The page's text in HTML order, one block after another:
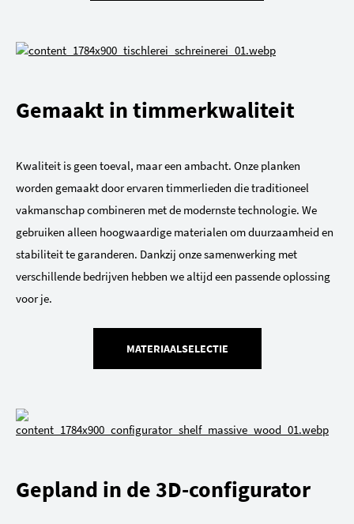
Gemaakt in timmerkwaliteit
Kwaliteit is geen toeval, maar een ambacht. Onze planken
worden gemaakt door ervaren timmerlieden die traditioneel
vakmanschap combineren met de modernste technologie. We
gebruiken alleen hoogwaardige materialen om duurzaamheid en
stabiliteit te garanderen. Dankzij onze samenwerking met
verschillende bedrijven hebben we altijd een passende oplossing
voor je.
MATERIAALSELECTIE
Gepland in de 3D-configurator